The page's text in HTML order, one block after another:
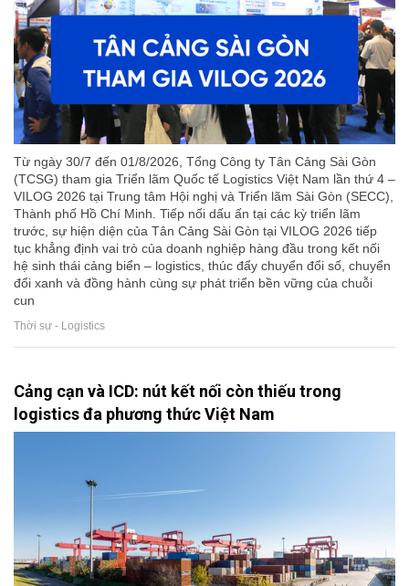
Từ ngày 30/7 đến 01/8/2026, Tổng Công ty Tân Cảng Sài Gòn
(TCSG) tham gia Triển lãm Quốc tế Logistics Việt Nam lần thứ 4 –
VILOG 2026 tại Trung tâm Hội nghị và Triển lãm Sài Gòn (SECC),
Thành phố Hồ Chí Minh. Tiếp nối dấu ấn tại các kỳ triển lãm
trước, sự hiện diện của Tân Cảng Sài Gòn tại VILOG 2026 tiếp
tục khẳng định vai trò của doanh nghiệp hàng đầu trong kết nối
hệ sinh thái cảng biển – logistics, thúc đẩy chuyển đổi số, chuyển
đổi xanh và đồng hành cùng sự phát triển bền vững của chuỗi
cun
Thời sự - Logistics
Cảng cạn và ICD: nút kết nối còn thiếu trong
logistics đa phương thức Việt Nam